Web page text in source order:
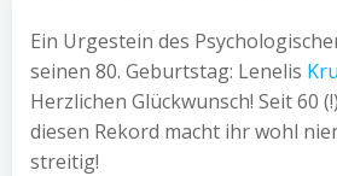
Ein Urgestein des
seinen 80. Geburtstag: Lenelis
Herzlichen Glückwunsch! Seit 60
diesen Rekord macht ihr wohl
streitig!